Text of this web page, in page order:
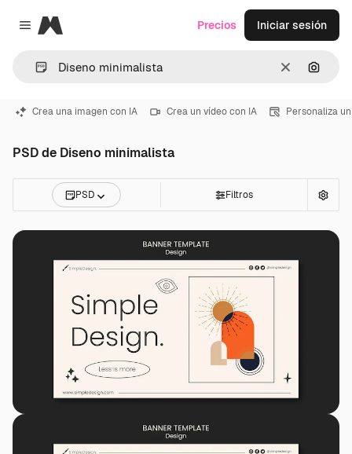
Close menu
Magnific
Borrar
Precios Iniciar sesión
Crea una imagen con IA Crea un vídeo con IA Personaliza
PSD de Diseno minimalista
PSD Filtros